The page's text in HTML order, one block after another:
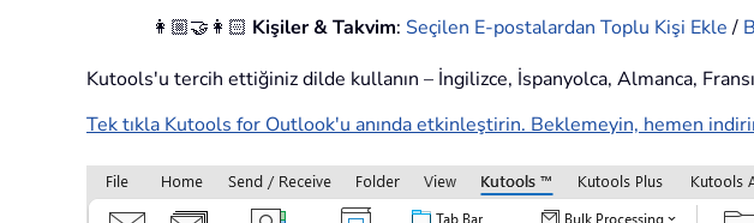
👩🏼‍🤝‍👩🏻 Kişiler & Takvim: Seçilen E-postalardan Toplu Kişi Ekle/
Kutools'u tercih ettiğiniz dilde kullanın – İngilizce, İspanyolca, Almanca,
Tek tıkla Kutools for Outlook'u anında etkinleştirin. Beklemeyin, hemen